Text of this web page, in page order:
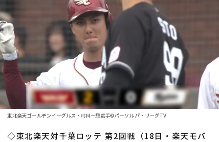
日程・結果
順位表･成績
1軍公式戦
ファーム東地区
選手名鑑
選手名鑑トップ
北海道日本ハムファイターズ
ニュース
東北楽天ゴールデンイーグルス・村林一輝選手©パーソル パ・リーグTV
◇東北楽天対千葉ロッテ 第2回戦（18日・楽天モバ